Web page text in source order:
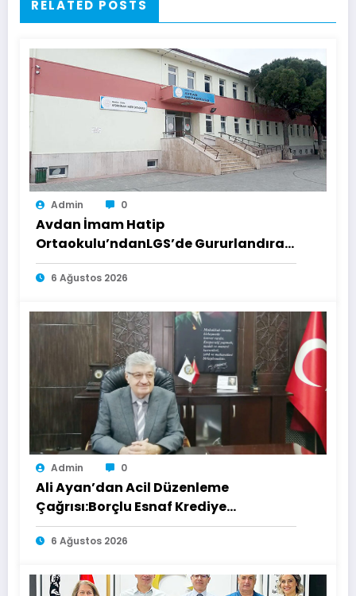
RELATED POSTS
Admin 0
Avdan İmam Hatip
Ortaokulu’ndanLGS’de Gururlandıran
Başarı
6 Ağustos 2026
Admin 0
Ali Ayan’dan Acil Düzenleme
Çağrısı:Borçlu Esnaf Krediye
Ulaşamıyor
6 Ağustos 2026